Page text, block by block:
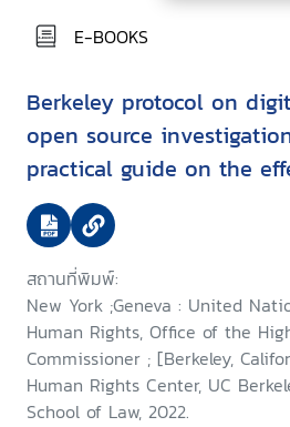
E-BOOKS
Berkeley protocol on
open source
practical guide on the
use of digital open source
information in
violations of international
criminal, human rights
humanitarian law
สถานที่พิมพ์:
New York ;Geneva : United
Human Rights, Office of the
Commissioner ; [Berkeley,
Human Rights Center, UC
School of Law, 2022.